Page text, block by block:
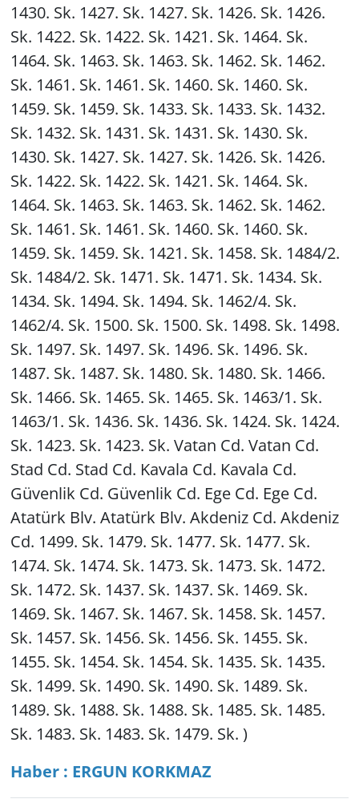
1430. Sk. 1427. Sk. 1427. Sk. 1426. Sk. 1426.
Sk. 1422. Sk. 1422. Sk. 1421. Sk. 1464. Sk.
1464. Sk. 1463. Sk. 1463. Sk. 1462. Sk. 1462.
Sk. 1461. Sk. 1461. Sk. 1460. Sk. 1460. Sk.
1459. Sk. 1459. Sk. 1433. Sk. 1433. Sk. 1432.
Sk. 1432. Sk. 1431. Sk. 1431. Sk. 1430. Sk.
1430. Sk. 1427. Sk. 1427. Sk. 1426. Sk. 1426.
Sk. 1422. Sk. 1422. Sk. 1421. Sk. 1464. Sk.
1464. Sk. 1463. Sk. 1463. Sk. 1462. Sk. 1462.
Sk. 1461. Sk. 1461. Sk. 1460. Sk. 1460. Sk.
1459. Sk. 1459. Sk. 1421. Sk. 1458. Sk. 1484/2.
Sk. 1484/2. Sk. 1471. Sk. 1471. Sk. 1434. Sk.
1434. Sk. 1494. Sk. 1494. Sk. 1462/4. Sk.
1462/4. Sk. 1500. Sk. 1500. Sk. 1498. Sk. 1498.
Sk. 1497. Sk. 1497. Sk. 1496. Sk. 1496. Sk.
1487. Sk. 1487. Sk. 1480. Sk. 1480. Sk. 1466.
Sk. 1466. Sk. 1465. Sk. 1465. Sk. 1463/1. Sk.
1463/1. Sk. 1436. Sk. 1436. Sk. 1424. Sk. 1424.
Sk. 1423. Sk. 1423. Sk. Vatan Cd. Vatan Cd.
Stad Cd. Stad Cd. Kavala Cd. Kavala Cd.
Güvenlik Cd. Güvenlik Cd. Ege Cd. Ege Cd.
Atatürk Blv. Atatürk Blv. Akdeniz Cd. Akdeniz
Cd. 1499. Sk. 1479. Sk. 1477. Sk. 1477. Sk.
1474. Sk. 1474. Sk. 1473. Sk. 1473. Sk. 1472.
Sk. 1472. Sk. 1437. Sk. 1437. Sk. 1469. Sk.
1469. Sk. 1467. Sk. 1467. Sk. 1458. Sk. 1457.
Sk. 1457. Sk. 1456. Sk. 1456. Sk. 1455. Sk.
1455. Sk. 1454. Sk. 1454. Sk. 1435. Sk. 1435.
Sk. 1499. Sk. 1490. Sk. 1490. Sk. 1489. Sk.
1489. Sk. 1488. Sk. 1488. Sk. 1485. Sk. 1485.
Sk. 1483. Sk. 1483. Sk. 1479. Sk. )
Haber : ERGUN KORKMAZ